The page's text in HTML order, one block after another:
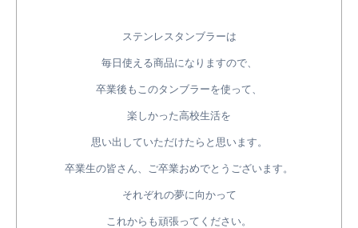
ステンレスタンブラーは
毎日使える商品になりますので、
卒業後もこのタンブラーを使って、
楽しかった高校生活を
思い出していただけたらと思います。
卒業生の皆さん、ご卒業おめでとうございます。
それぞれの夢に向かって
これからも頑張ってください。